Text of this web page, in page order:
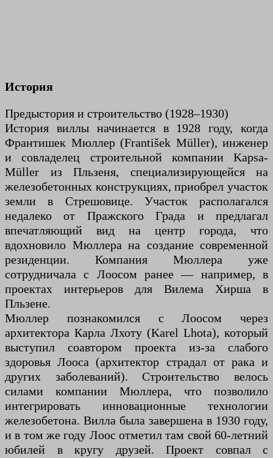
История
Предыстория и строительство (1928–1930)
История виллы начинается в 1928 году, когда
Франтишек Мюллер (František Müller), инженер
и совладелец строительной компании Kapsa-
Müller из Пльзеня, специализирующейся на
железобетонных конструкциях, приобрел участок
земли в Стрешовице. Участок располагался
недалеко от Пражского Града и предлагал
впечатляющий вид на центр города, что
вдохновило Мюллера на создание современной
резиденции. Компания Мюллера уже
сотрудничала с Лоосом ранее — например, в
проектах интерьеров для Вилема Хирша в
Пльзене.
Мюллер познакомился с Лоосом через
архитектора Карла Лхоту (Karel Lhota), который
выступил соавтором проекта из-за слабого
здоровья Лооса (архитектор страдал от рака и
других заболеваний). Строительство велось
силами компании Мюллера, что позволило
интегрировать инновационные технологии
железобетона. Вилла была завершена в 1930 году,
и в том же году Лоос отметил там свой 60-летний
юбилей в кругу друзей. Проект совпал с